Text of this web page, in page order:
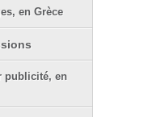
en Grèce
publicité, en